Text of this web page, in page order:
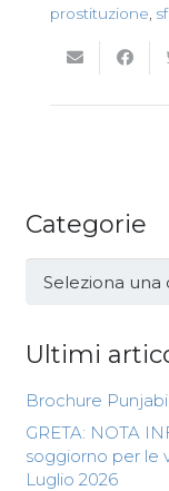
prostituzione,
Categorie
Categorie
Ultimi
Brochure Punjabi
GRETA: NOTA
soggiorno per le
Luglio 2026